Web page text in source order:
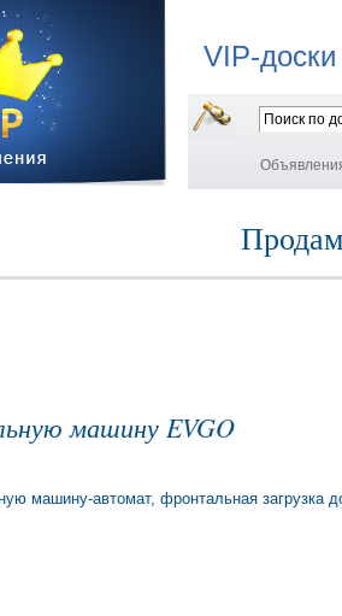
VIP-
машину EVGO
машину-автомат, фронтальная загрузка